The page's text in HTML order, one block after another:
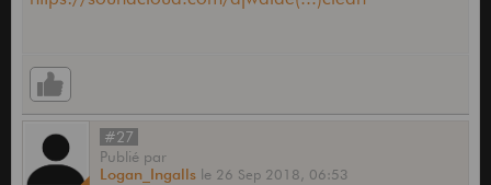
#27
Publié par
Logan_Ingalls le 26 Sep 2018, 06:53